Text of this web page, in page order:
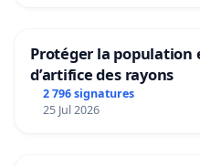
Protéger la
d’artifice des rayons
2 796 signatures
25 Jul 2026